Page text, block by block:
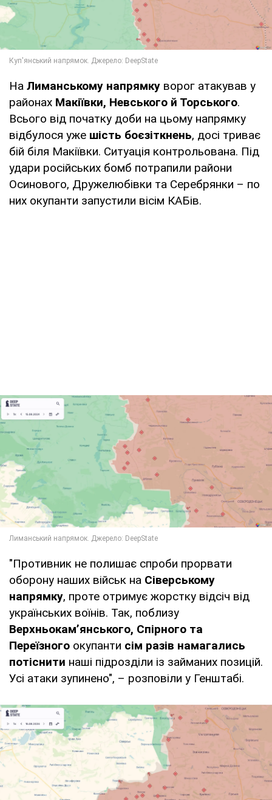
На Лиманському напрямку ворог атакував у
районах Макіївки, Невського й Торського.
Всього від початку доби на цьому напрямку
відбулося уже шість боєзіткнень, досі триває
бій біля Макіївки. Ситуація контрольована. Під
удари російських бомб потрапили райони
Осинового, Дружелюбівки та Серебрянки – по
них окупанти запустили вісім КАБів.
"Противник не полишає спроби прорвати
оборону наших військ на Сіверському
напрямку, проте отримує жорстку відсіч від
українських воїнів. Так, поблизу
Верхньокам’янського, Спірного та
Переїзного окупанти сім разів намагались
потіснити наші підрозділи із займаних позицій.
Усі атаки зупинено", – розповіли у Генштабі.